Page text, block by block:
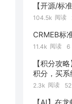
【开源/标
104.5k 阅读
CRMEB标
11.4k 阅读 6
【积分攻
积分，买系
2.3k 阅读 52